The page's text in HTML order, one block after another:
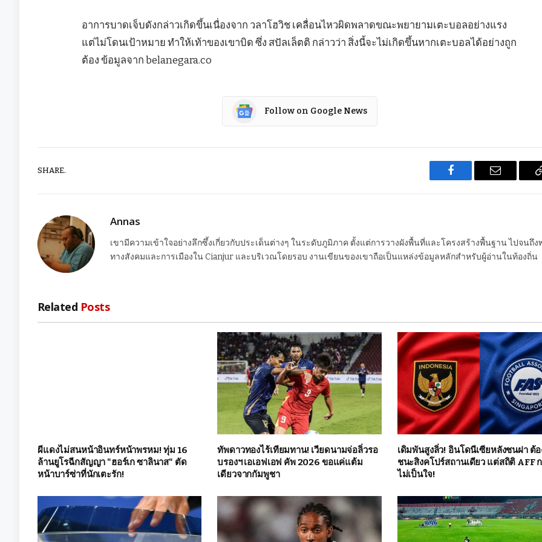
อาการบาดเจ็บดังกล่าวเกิดขึ้นเนื่องจาก วลาโฮวิช เคลื่อนไหวผิดพลาดขณะพยายามเตะบอลอย่างแรง
แต่ไม่โดนเป้าหมาย ทำให้เท้าของเขาบิด ซึ่ง สปัลเล็ตติ กล่าวว่า สิ่งนี้จะไม่เกิดขึ้นหากเตะบอลได้อย่างถูก
ต้อง ข้อมูลจาก belanegara.co
Follow on Google News
SHARE.
Facebook Email
Annas
เขามีความเข้าใจอย่างลึกซึ้งเกี่ยวกับประเด็นต่างๆ ในระดับภูมิภาค ตั้งแต่การวางผังพื้นที่และโครงสร้างพื้นฐาน ไปจนถึง
ทางสังคมและการเมืองใน Cianjur และบริเวณโดยรอบ งานเขียนของเขาถือเป็นแหล่งข้อมูลหลักสำหรับผู้อ่านในท้องถิ่น
Related Posts
ผีแดงไม่สนหน้าอินทร์หน้าพรหม! ทุ่ม 16
ล้านยูโรฉีกสัญญา "ฮอร์เก ซาลินาส" ตัด
หน้าบาร์ซ่าที่นักเตะรัก!
ทัพดาวทองไร้เทียมทาน! เวียดนามจ่อลิ่วรอ
บรองฯ เอเอฟเอฟ คัพ 2026 ขอแค่แต้ม
เดียวจากกัมพูชา
เดิมพันสูงลิ่ว! อินโดนีเซียหลังชนฝา ต้อ
ชนะสิงคโปร์สถานเดียว แต่สถิติ AFF
ไม่เป็นใจ!